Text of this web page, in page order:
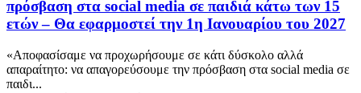
πρόσβαση στα social media σε παιδιά κάτω των 15
ετών – Θα εφαρμοστεί την 1η Ιανουαρίου του 2027
«Αποφασίσαμε να προχωρήσουμε σε κάτι δύσκολο αλλά
απαραίτητο: να απαγορεύσουμε την πρόσβαση στα social media σε
παιδι...